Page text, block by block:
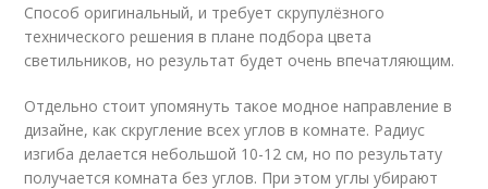
Способ оригинальный, и требует скрупулёзного
технического решения в плане подбора цвета
светильников, но результат будет очень впечатляющим.
Отдельно стоит упомянуть такое модное направление в
дизайне, как скругление всех углов в комнате. Радиус
изгиба делается небольшой 10-12 см, но по результату
получается комната без углов. При этом углы убирают